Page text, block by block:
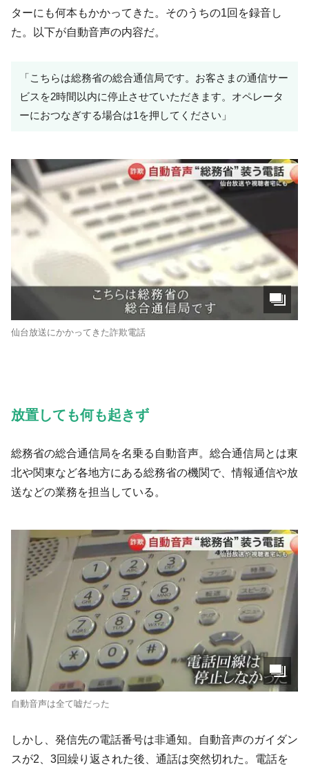
ターにも何本もかかってきた。そのうちの1回を録音し
た。以下が自動音声の内容だ。
「こちらは総務省の総合通信局です。お客さまの通信サー
ビスを2時間以内に停止させていただきます。オペレータ
ーにおつなぎする場合は1を押してください」
仙台放送にかかってきた詐欺電話
放置しても何も起きず
総務省の総合通信局を名乗る自動音声。総合通信局とは東
北や関東など各地方にある総務省の機関で、情報通信や放
送などの業務を担当している。
自動音声は全て嘘だった
しかし、発信先の電話番号は非通知。自動音声のガイダン
スが2、3回繰り返された後、通話は突然切れた。電話を